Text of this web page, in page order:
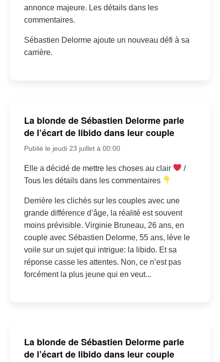
annonce majeure. Les détails dans les
commentaires.
Sébastien Delorme ajoute un nouveau défi à sa
carrière.
La blonde de Sébastien Delorme parle
de l’écart de libido dans leur couple
Publié le jeudi 23 juillet à 00:00
Elle a décidé de mettre les choses au clair
/
Tous les détails dans les commentaires
Derrière les clichés sur les couples avec une
grande différence d’âge, la réalité est souvent
moins prévisible. Virginie Bruneau, 26 ans, en
couple avec Sébastien Delorme, 55 ans, lève le
voile sur un sujet qui intrigue: la libido. Et sa
réponse casse les attentes. Non, ce n’est pas
forcément la plus jeune qui en veut...
La blonde de Sébastien Delorme parle
de l’écart de libido dans leur couple